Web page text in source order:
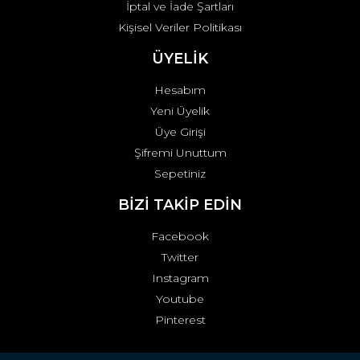
İptal ve İade Şartları
Kişisel Veriler Politikası
ÜYELİK
Hesabım
Yeni Üyelik
Üye Girişi
Şifremi Unuttum
Sepetiniz
BİZİ TAKİP EDİN
Facebook
Twitter
Instagram
Youtube
Pinterest